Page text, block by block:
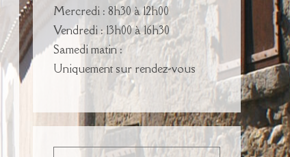
Mercredi : 8h30 à 12h00
Vendredi : 13h00 à 16h30
Samedi matin :
Uniquement sur rendez-vous